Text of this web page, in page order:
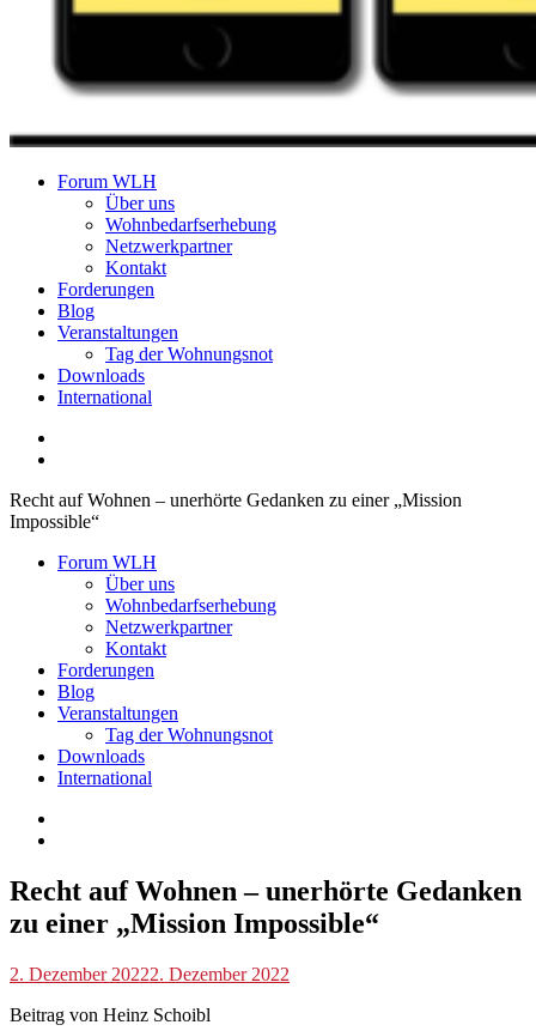
Forum Wohnungslosenhilfe Salzburg
Forum WLH
Über uns
Wohnbedarfserhebung
Netzwerkpartner
Kontakt
Forderungen
Blog
Veranstaltungen
Tag der Wohnungsnot
Downloads
International
Recht auf Wohnen – unerhörte Gedanken zu einer „Mission
Impossible“
Forum WLH
Über uns
Wohnbedarfserhebung
Netzwerkpartner
Kontakt
Forderungen
Blog
Veranstaltungen
Tag der Wohnungsnot
Downloads
International
Blog
Recht auf Wohnen – unerhörte Gedanken
zu einer „Mission Impossible“
p.linhuber
2. Dezember 20222. Dezember 2022
Beitrag von Heinz Schoibl